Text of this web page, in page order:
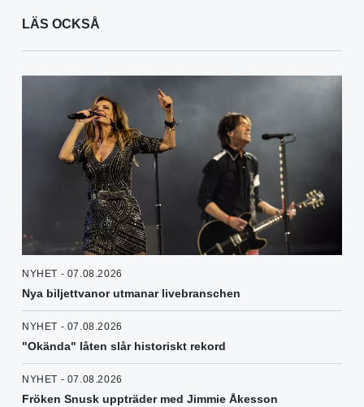
LÄS OCKSÅ
NYHET - 07.08.2026
Nya biljettvanor utmanar livebranschen
NYHET - 07.08.2026
"Okända" låten slår historiskt rekord
NYHET - 07.08.2026
Fröken Snusk uppträder med Jimmie Åkesson